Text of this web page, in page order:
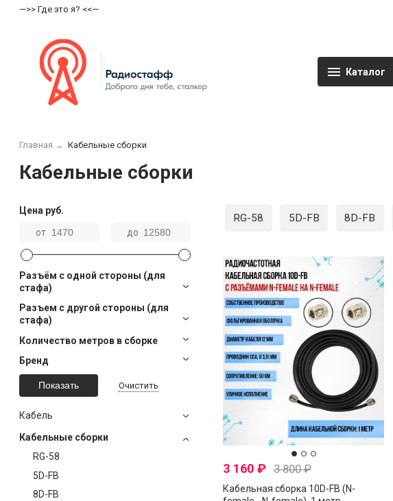
—>> Где это я? <<—
Каталог
Главная → Кабельные сборки
Кабельные сборки
Цена руб.
от до
Разъём с одной стороны (для
стафа)
Разъем с другой стороны (для
стафа)
Количество метров в сборке
Бренд
Очистить
Кабель
Кабельные сборки
RG-58
5D-FB
8D-FB
RG-58 5D-FB 8D-FB
3 160 ₽ 3 800₽
Кабельная сборка 10D-FB (N-